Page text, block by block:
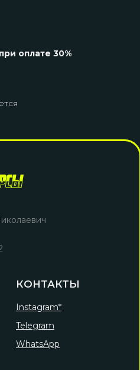
оплате 30%